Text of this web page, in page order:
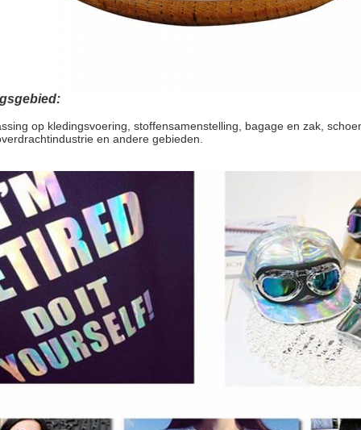
op kledingsvoering, stoffensamenstelling, bagage en zak,
en andere gebieden.